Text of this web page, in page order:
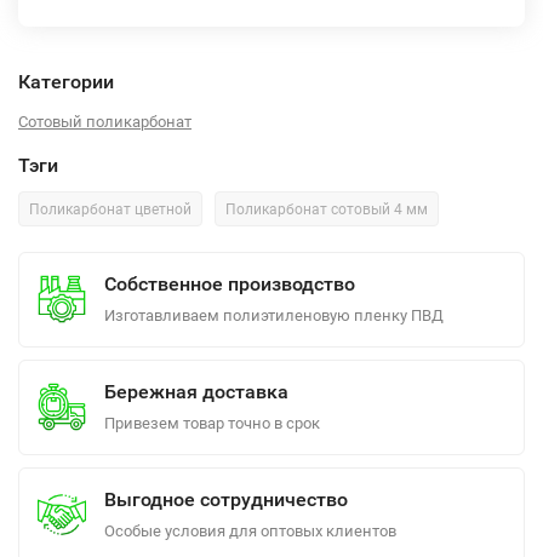
Категории
Сотовый поликарбонат
Тэги
Поликарбонат цветной Поликарбонат сотовый 4 мм
Собственное производство
Изготавливаем полиэтиленовую пленку ПВД
Бережная доставка
Привезем товар точно в срок
Выгодное сотрудничество
Особые условия для оптовых клиентов